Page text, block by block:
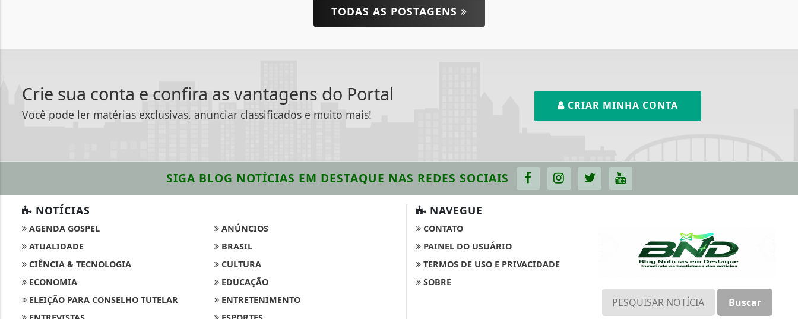
TODAS AS POSTAGENS
Crie sua conta e confira as vantagens do Portal
Você pode ler matérias exclusivas, anunciar classificados e muito mais!
CRIAR MINHA CONTA
SIGA BLOG NOTÍCIAS EM DESTAQUE NAS REDES SOCIAIS
NOTÍCIAS
AGENDA GOSPEL
ANÚNCIOS
ATUALIDADE
BRASIL
CIÊNCIA & TECNOLOGIA
CULTURA
ECONOMIA
EDUCAÇÃO
ELEIÇÃO PARA CONSELHO TUTELAR
ENTRETENIMENTO
NAVEGUE
CONTATO
PAINEL DO USUÁRIO
TERMOS DE USO E PRIVACIDADE
SOBRE